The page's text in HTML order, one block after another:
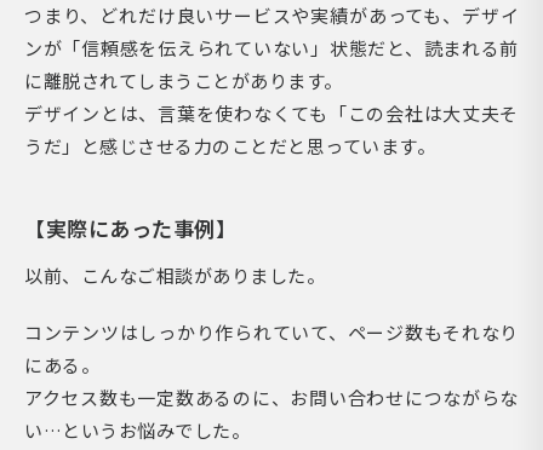
つまり、どれだけ良いサービスや実績があっても、デザイ
ンが「信頼感を伝えられていない」状態だと、読まれる前
に離脱されてしまうことがあります。
デザインとは、言葉を使わなくても「この会社は大丈夫そ
うだ」と感じさせる力のことだと思っています。
【実際にあった事例】
以前、こんなご相談がありました。
コンテンツはしっかり作られていて、ページ数もそれなり
にある。
アクセス数も一定数あるのに、お問い合わせにつながらな
い…というお悩みでした。